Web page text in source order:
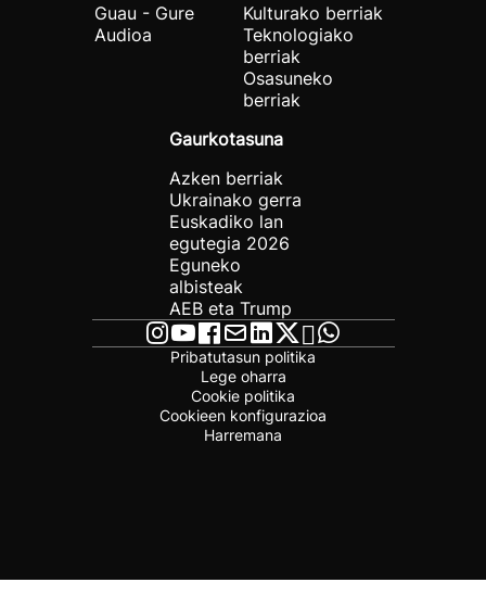
Guau - Gure
Audioa
Kulturako berriak
Teknologiako
berriak
Osasuneko
berriak
Gaurkotasuna
Azken berriak
Ukrainako gerra
Euskadiko lan
egutegia 2026
Eguneko
albisteak
AEB eta Trump
Pribatutasun politika
Lege oharra
Cookie politika
Cookieen konfigurazioa
Harremana